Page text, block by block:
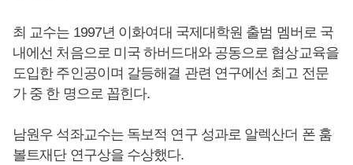
최 교수는 1997년 이화여대 국제대학원 출범 멤버로 국
내에선 처음으로 미국 하버드대와 공동으로 협상교육을
도입한 주인공이며 갈등해결 관련 연구에선 최고 전문
가 중 한 명으로 꼽힌다.
남원우 석좌교수는 독보적 연구 성과로 알렉산더 폰 훔
볼트재단 연구상을 수상했다.